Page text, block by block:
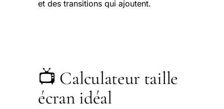
et des transitions qui ajoutent.
📺 Calculateur taille
écran idéal